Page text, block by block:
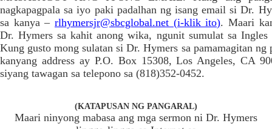
nagkapagpala sa iyo paki padalhan ng isang email si Dr.
sa kanya – rlhymersjr@sbcglobal.net (i-klik ito). Maari
Dr. Hymers sa kahit anong wika, ngunit sumulat sa
Kung gusto mong sulatan si Dr. Hymers sa pamamagitan ng
kanyang address ay P.O. Box 15308, Los Angeles, CA
siyang tawagan sa telepono sa (818)352-0452.
(KATAPUSAN NG PANGARAL)
Maari ninyong mabasa ang mga sermon ni Dr. Hymers